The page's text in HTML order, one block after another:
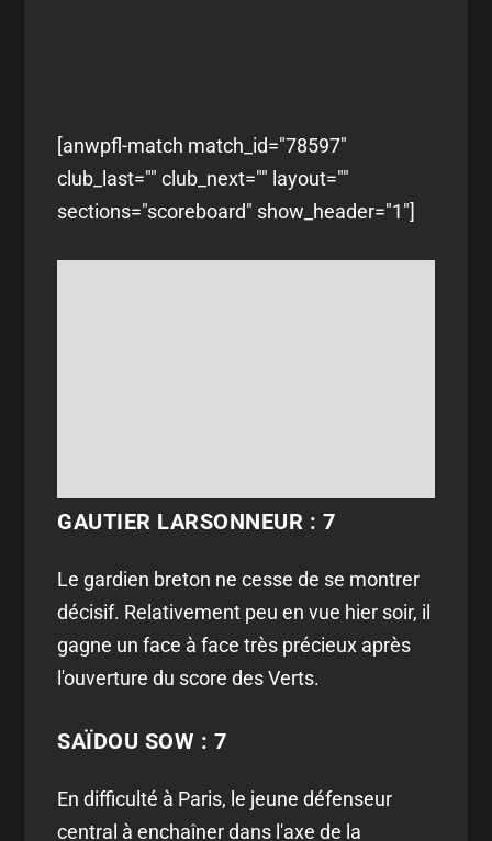
[anwpfl-match match_id="78597"
club_last="" club_next="" layout=""
sections="scoreboard" show_header="1"]
GAUTIER LARSONNEUR : 7
Le gardien breton ne cesse de se montrer
décisif. Relativement peu en vue hier soir, il
gagne un face à face très précieux après
l'ouverture du score des Verts.
SAÏDOU SOW : 7
En difficulté à Paris, le jeune défenseur
central à enchaîner dans l'axe de la